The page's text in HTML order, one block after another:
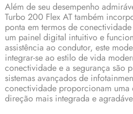
Além de seu desempenho
Turbo 200 Flex AT também
ponta em termos de
um painel digital intuitivo e
assistência ao condutor, este
integrar-se ao estilo de vida
conectividade e a segurança são
sistemas avançados de
conectividade proporcionam uma
direção mais integrada e